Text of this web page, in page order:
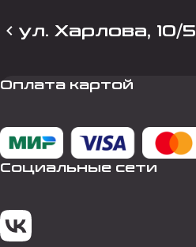
ул. Харлова, 10/5
Оплата картой
Социальные сети